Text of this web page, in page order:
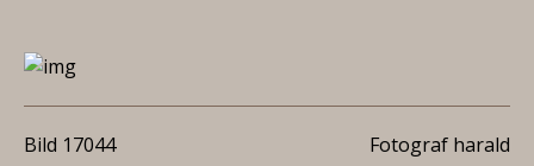
Bild 17044 Fotograf harald